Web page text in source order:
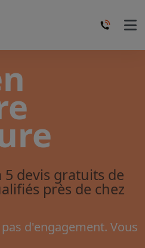
devis gratuits de
près de chez
pas d'engagement. Vous